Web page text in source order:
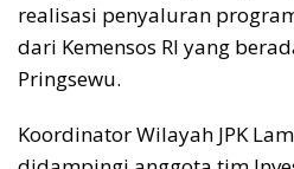
realisasi penyaluran
dari Kemensos RI yang
Pringsewu.
Koordinator Wilayah JPK